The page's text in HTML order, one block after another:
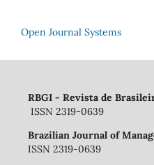
Open Journal Systems
RBGI - Revista de
ISSN 2319-0639
Brazilian Journal of
ISSN 2319-0639